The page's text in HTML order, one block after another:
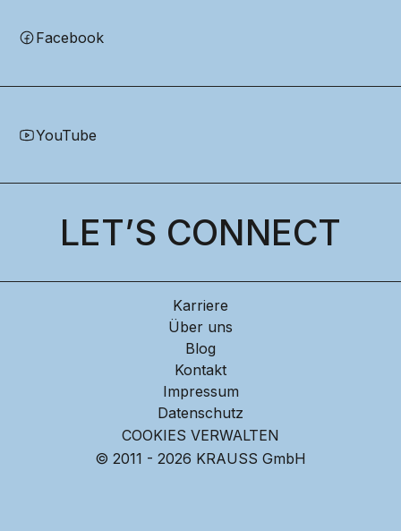
Facebook
YouTube
LET’S CONNECT
Karriere
Über uns
Blog
Kontakt
Impressum
Datenschutz
COOKIES VERWALTEN
© 2011 - 2026 KRAUSS GmbH